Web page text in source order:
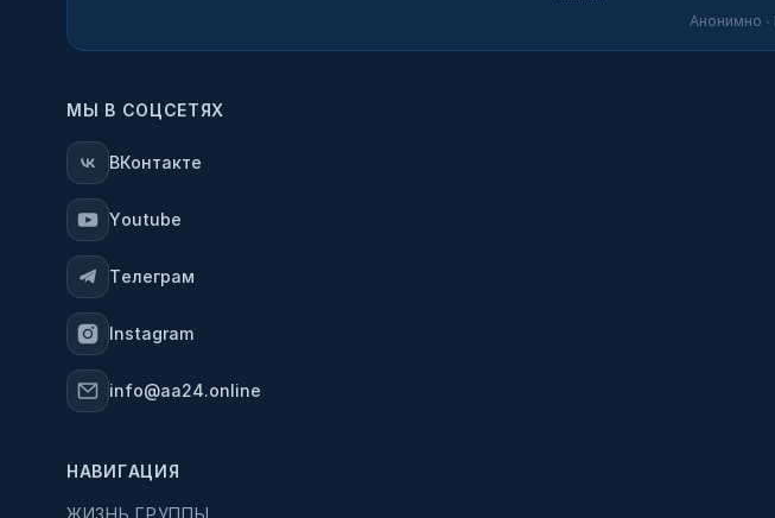
Анонимно
МЫ В СОЦСЕТЯХ
ВКонтакте
Youtube
Телеграм
Instagram
info@aa24.online
НАВИГАЦИЯ